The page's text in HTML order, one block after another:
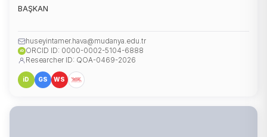
BAŞKAN
huseyintamer.hava@mudanya.edu.tr
iD ORCID ID: 0000-0002-5104-6888
Researcher ID: QOA-0469-2026
iD GS WS